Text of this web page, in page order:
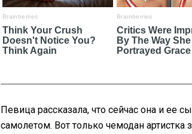
Певица рассказала, что сейчас она и ее
самолетом. Вот только чемодан артистка